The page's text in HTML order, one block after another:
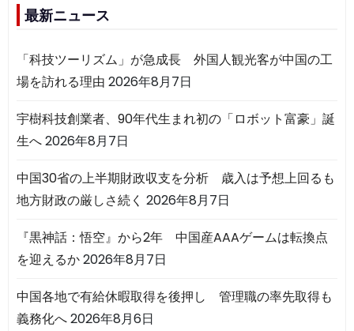
最新ニュース
「科技ツーリズム」が急成長 外国人観光客が中国の工
場を訪れる理由 2026年8月7日
宇樹科技創業者、90年代生まれ初の「ロボット富豪」誕
生へ2026年8月7日
中国30省の上半期財政収支を分析 歳入は予想上回るも
地方財政の厳しさ続く 2026年8月7日
『黒神話：悟空』から2年 中国産AAAゲームは転換点
を迎えるか2026年8月7日
中国各地で有給休暇取得を後押し 管理職の率先取得も
義務化へ2026年8月6日